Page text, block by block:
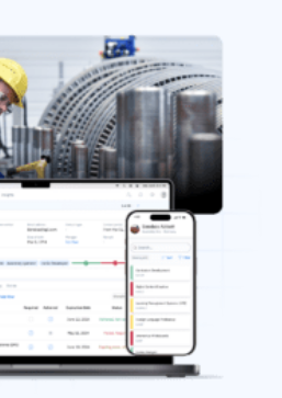
compétences
à automatiser